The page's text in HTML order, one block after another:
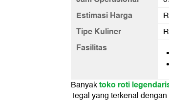
Estimasi Harga
Tipe Kuliner
Fasilitas
Banyaktoko roti
Tegal yang terkenal